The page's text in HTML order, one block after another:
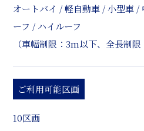
オートバイ / 軽自動車 / 小型車 /
ーフ / ハイルーフ
（車幅制限：3m以下、全長制限
ご利用可能区画
10区画